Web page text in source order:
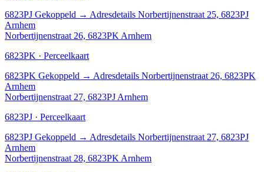
6823PJ Gekoppeld → Adresdetails Norbertijnenstraat 25, 6823PJ
Arnhem
Norbertijnenstraat 26, 6823PK Arnhem
6823PK · Perceelkaart
6823PK Gekoppeld → Adresdetails Norbertijnenstraat 26, 6823PK
Arnhem
Norbertijnenstraat 27, 6823PJ Arnhem
6823PJ · Perceelkaart
6823PJ Gekoppeld → Adresdetails Norbertijnenstraat 27, 6823PJ
Arnhem
Norbertijnenstraat 28, 6823PK Arnhem